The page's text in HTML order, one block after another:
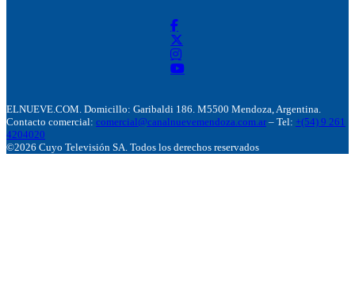
ELNUEVE.COM. Domicillo: Garibaldi 186. M5500 Mendoza, Argentina.
Contacto comercial: comercial@canalnuevemendoza.com.ar – Tel: +(54) 9 261
4204020
©2026 Cuyo Televisión SA. Todos los derechos reservados